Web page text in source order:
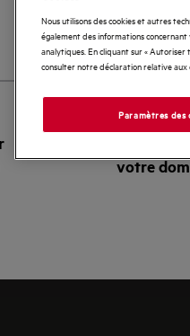
votre
Nous utilisons des cookies et autres
également des informations
analytiques. En cliquant sur « Autoriser
consulter notre déclaration relative aux
Paramètres des